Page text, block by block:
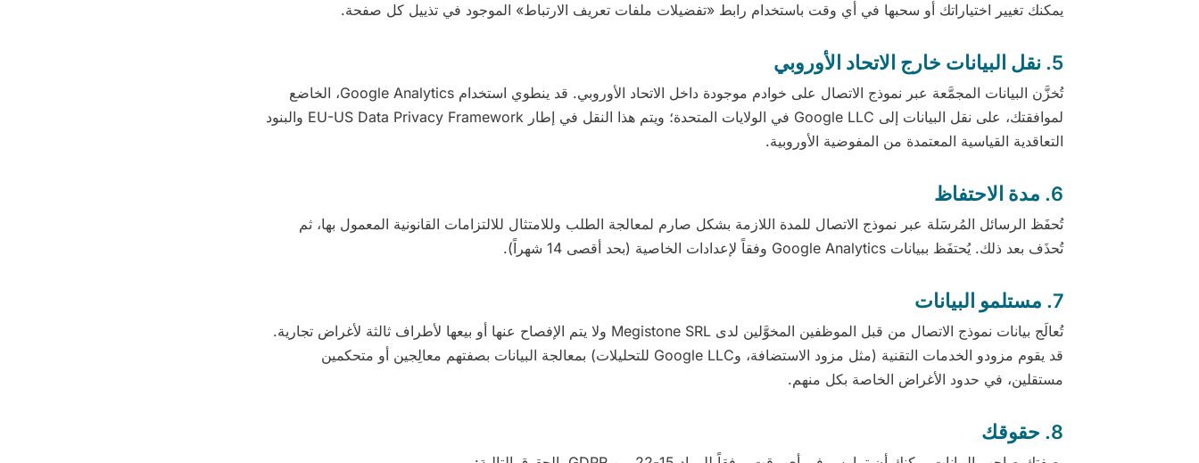
يمكنك تغيير اختياراتك أو سحبها في أي وقت باستخدام رابط «تفضيلات ملفات تعريف الارتباط» الموجود في تذييل كل صفحة.
5. نقل البيانات خارج الاتحاد الأوروبي
تُخزَّن البيانات المجمَّعة عبر نموذج الاتصال على خوادم موجودة داخل الاتحاد الأوروبي. قد ينطوي استخدام Google Analytics، الخاضع
لموافقتك، على نقل البيانات إلى Google LLC في الولايات المتحدة؛ ويتم هذا النقل في إطار EU-US Data Privacy Framework والبنود
التعاقدية القياسية المعتمدة من المفوضية الأوروبية.
6. مدة الاحتفاظ
تُحفَظ الرسائل المُرسَلة عبر نموذج الاتصال للمدة اللازمة بشكل صارم لمعالجة الطلب وللامتثال للالتزامات القانونية المعمول بها، ثم
تُحذَف بعد ذلك. يُحتفَظ ببيانات Google Analytics وفقاً لإعدادات الخاصية (بحد أقصى 14 شهراً).
7. مستلمو البيانات
تُعالَج بيانات نموذج الاتصال من قبل الموظفين المخوَّلين لدى Megistone SRL ولا يتم الإفصاح عنها أو بيعها لأطراف ثالثة لأغراض تجارية.
قد يقوم مزودو الخدمات التقنية (مثل مزود الاستضافة، وGoogle LLC للتحليلات) بمعالجة البيانات بصفتهم معالِجين أو متحكمين
مستقلين، في حدود الأغراض الخاصة بكل منهم.
8. حقوقك